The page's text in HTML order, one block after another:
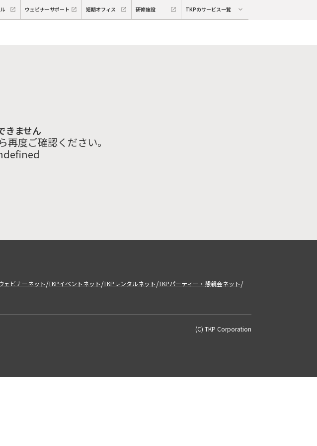
ウェビナーサポート 短期オフィス 研修施設 TKPのサービス一覧
きません
度ご確認ください。
ェビナーネット/TKPイベントネット/TKPレンタルネット/TKPパーティー・懇親会ネット/
(C) TKP Corporation